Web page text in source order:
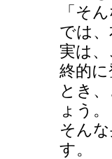
「そ
では
実は
終的
とき
ょう。
そん
す。